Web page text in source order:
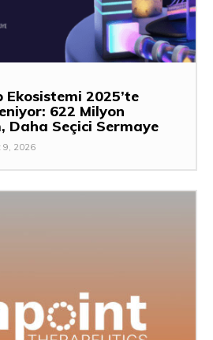
2025’te
622 Milyon
Daha Seçici Sermaye
9, 2026